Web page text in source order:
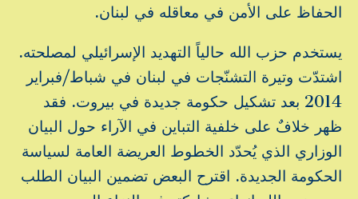
الحفاظ على الأمن في معاقله في لبنان.
يستخدم حزب الله حالياً التهديد الإسرائيلي لمصلحته.
اشتدّت وتيرة التشنّجات في لبنان في شباط/فبراير
2014 بعد تشكيل حكومة جديدة في بيروت. فقد
ظهر خلافٌ على خلفية التباين في الآراء حول البيان
الوزاري الذي يُحدّد الخطوط العريضة العامة لسياسة
الحكومة الجديدة. اقترح البعض تضمين البيان الطلب